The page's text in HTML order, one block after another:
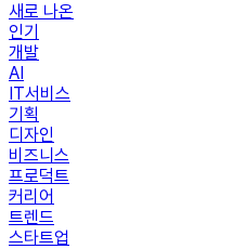
새로 나온
인기
개발
AI
IT서비스
기획
디자인
비즈니스
프로덕트
커리어
트렌드
스타트업